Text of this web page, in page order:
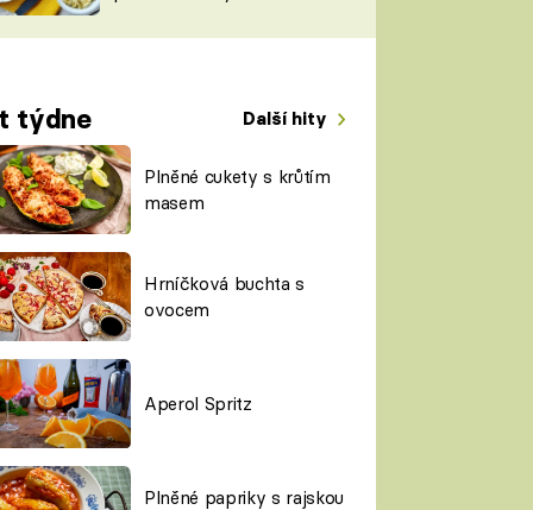
týdne Další hity
Plněné cukety s krůtím
masem
Hrníčková buchta s
ovocem
Aperol Spritz
Plněné papriky s rajskou